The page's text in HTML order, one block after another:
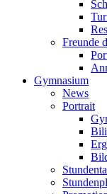
Freunde
Gymnasium
News
Portrait